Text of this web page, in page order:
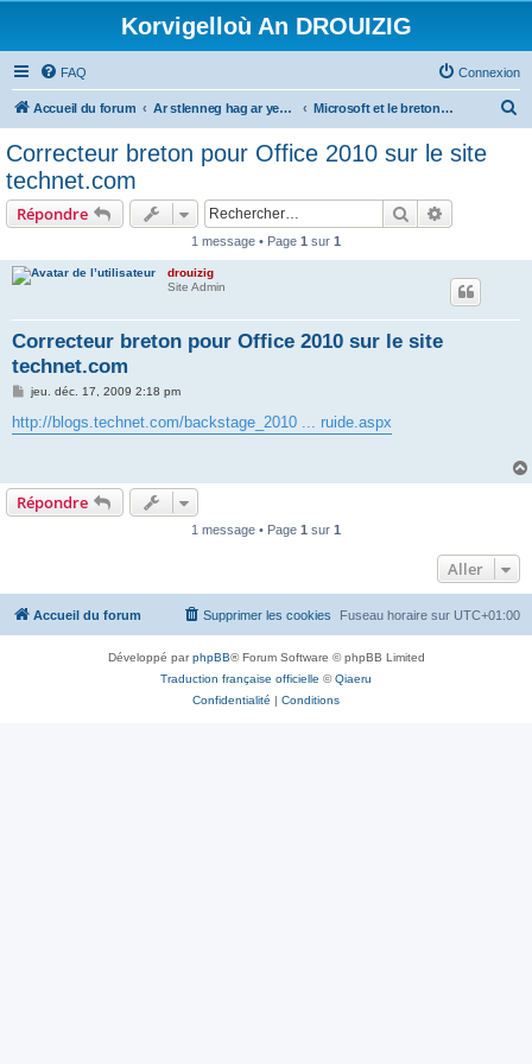
Korvigelloù An DROUIZIG
FAQ Connexion
Accueil du forum Ar stlenneg hag ar yezhoù bihan er bed a-bezh Microsoft et le breton - Microsoft and the Breton language
Correcteur breton pour Office 2010 sur le site
technet.com
Répondre Rechercher
1 message • Page 1 sur 1
drouizig
Site Admin
Correcteur breton pour Office 2010 sur le site
technet.com
M
s
s
jeu. déc. 17, 2009 2:18 pm
http://blogs.technet.com/backstage_2010 ... ruide.aspx
Répondre
1 message • Page 1 sur 1
Aller
Accueil du forum Fuseau horaire sur UTC+01:00
Supprimer les cookies
Développé parphpBB® Forum Software © phpBB Limited
Traduction française officielle ©Qiaeru
Confidentialité | Conditions